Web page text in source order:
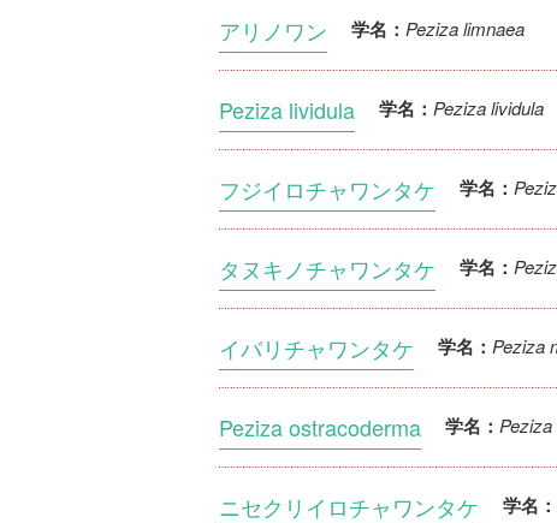
アリノワン 学名： Peziza limnaea
Peziza lividula 学名： Peziza lividula
フジイロチャワンタケ 学名：
タヌキノチャワンタケ 学名：
イバリチャワンタケ 学名： Peziza
Peziza ostracoderma 学名：
ニセクリイロチャワンタケ 学名：